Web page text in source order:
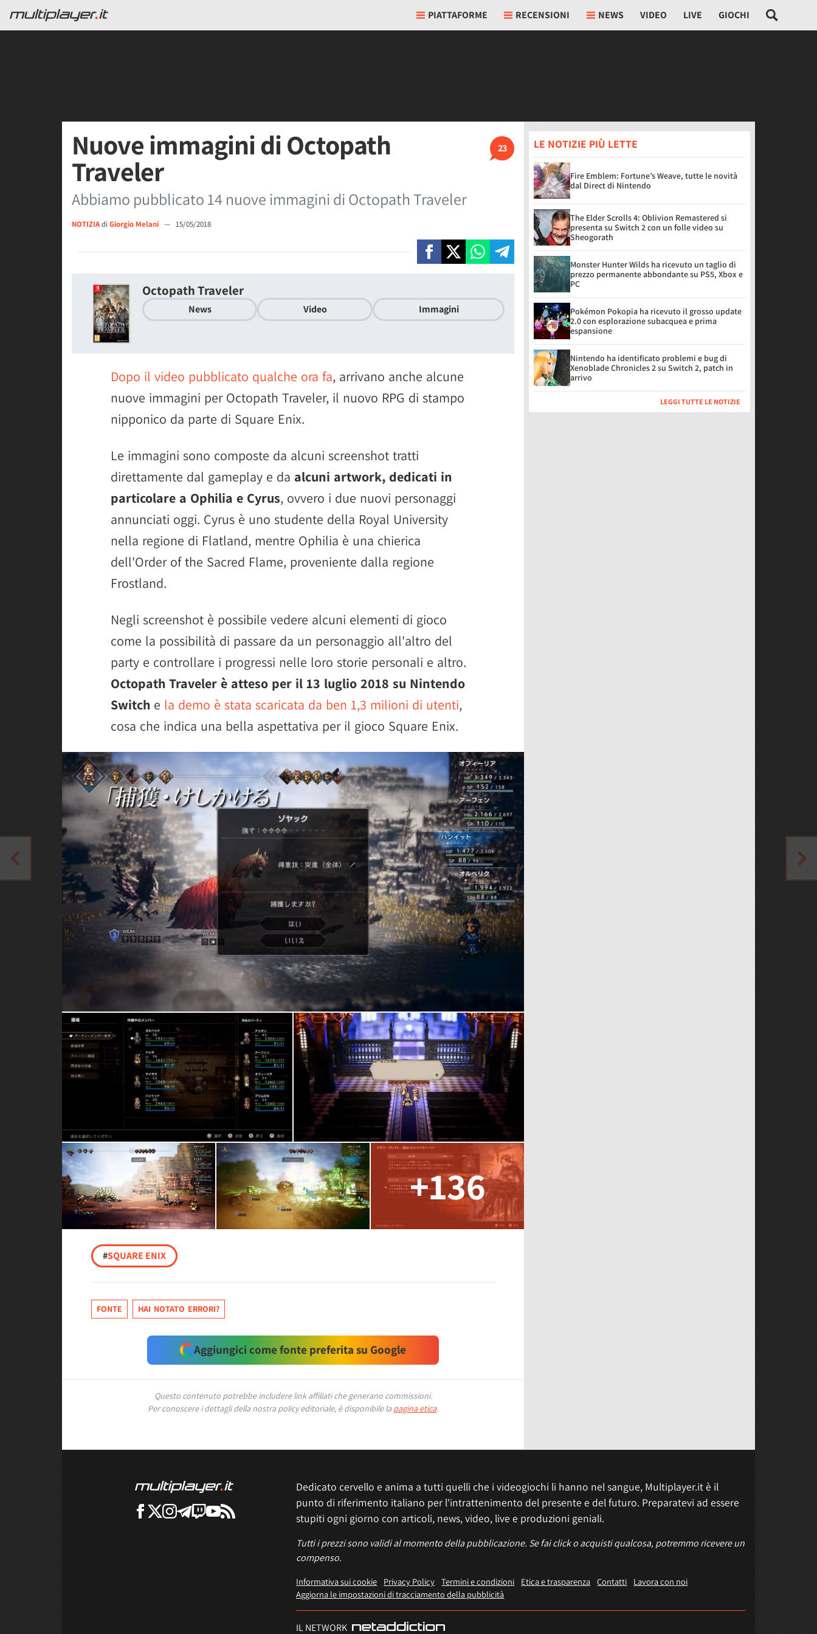
PIATTAFORME RECENSIONI NEWS VIDEO LIVE GIOCHI
23
Nuove immagini di Octopath
Traveler
Abbiamo pubblicato 14 nuove immagini di Octopath Traveler
NOTIZIAdi Giorgio Melani — 15/05/2018
Octopath Traveler
News Video Immagini
Dopo il video pubblicato qualche ora fa, arrivano anche alcune
nuove immagini per Octopath Traveler, il nuovo RPG di stampo
nipponico da parte di Square Enix.
Le immagini sono composte da alcuni screenshot tratti
direttamente dal gameplay e da alcuni artwork, dedicati in
particolare a Ophilia e Cyrus, ovvero i due nuovi personaggi
annunciati oggi. Cyrus è uno studente della Royal University
nella regione di Flatland, mentre Ophilia è una chierica
dell'Order of the Sacred Flame, proveniente dalla regione
Frostland.
Negli screenshot è possibile vedere alcuni elementi di gioco
come la possibilità di passare da un personaggio all'altro del
party e controllare i progressi nelle loro storie personali e altro.
Octopath Traveler è atteso per il 13 luglio 2018 su Nintendo
Switch e la demo è stata scaricata da ben 1,3 milioni di utenti,
cosa che indica una bella aspettativa per il gioco Square Enix.
+136
#SQUARE ENIX
FONTE HAI NOTATO ERRORI?
Aggiungici come fonte preferita su Google
Questo contenuto potrebbe includere link affiliati che generano commissioni.
Per conoscere i dettagli della nostra policy editoriale, è disponibile la pagina etica.
LE NOTIZIE PIÙ LETTE
Fire Emblem: Fortune’s Weave, tutte le novità
dal Direct di Nintendo
The Elder Scrolls 4: Oblivion Remastered si
presenta su Switch 2 con un folle video su
Sheogorath
Monster Hunter Wilds ha ricevuto un taglio di
prezzo permanente abbondante su PS5, Xbox e
PC
Pokémon Pokopia ha ricevuto il grosso update
2.0 con esplorazione subacquea e prima
espansione
Nintendo ha identificato problemi e bug di
Xenoblade Chronicles 2 su Switch 2, patch in
arrivo
LEGGI TUTTE LE NOTIZIE
Dedicato cervello e anima a tutti quelli che i videogiochi li hanno nel sangue, Multiplayer.it è il
punto di riferimento italiano per l'intrattenimento del presente e del futuro. Preparatevi ad essere
stupiti ogni giorno con articoli, news, video, live e produzioni geniali.
Tutti i prezzi sono validi al momento della pubblicazione. Se fai click o acquisti qualcosa, potremmo ricevere un
compenso.
Informativa sui cookie Privacy Policy Termini e condizioni Etica e trasparenza Contatti
Lavora con noi
Aggiorna le impostazioni di tracciamento della pubblicità
IL NETWORK